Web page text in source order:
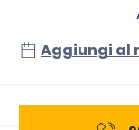
Aggiungi al